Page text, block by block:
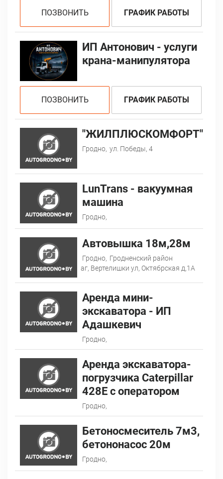
ПОЗВОНИТЬ ГРАФИК РАБОТЫ
ИП Антонович - услуги
крана-манипулятора
ПОЗВОНИТЬ ГРАФИК РАБОТЫ
"ЖИЛПЛЮСКОМФОРТ"
Гродно, ул. Победы, 4
LunTrans - вакуумная
машина
Гродно,
Автовышка 18м,28м
Гродно, Гродненский район
аг, Вертелишки ул, Октябрская д,1А
Аренда мини-
экскаватора - ИП
Адашкевич
Гродно,
Аренда экскаватора-
погрузчика Caterpillar
428E с оператором
Гродно,
Бетоносмеситель 7м3,
бетононасос 20м
Гродно,